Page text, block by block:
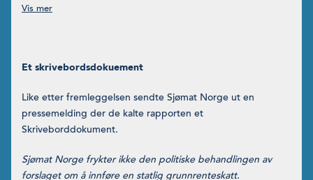
er det viktig at myndighetene legger til rette for en bærekraftig,
Et skrivebordsdokuement
Like etter fremleggelsen sendte Sjømat Norge ut en
pressemelding der de kalte rapporten et
Skriveborddokument.
Sjømat Norge frykter ikke den politiske behandlingen av
forslaget om å innføre en statlig grunnrenteskatt.